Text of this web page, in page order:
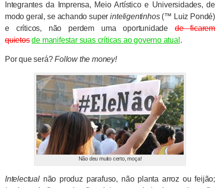
Integrantes da Imprensa, Meio Artístico e Universidades, de
modo geral, se achando superinteligentinhos(™ Luiz Pondé)
e críticos, não perdem uma oportunidadede ficarem
quietos de manifestar suas críticas ao governo atual .
Por que será?Follow the money!
Não deu muito certo, moça!
Intelectualnão produz parafuso, não planta arroz ou feijão;